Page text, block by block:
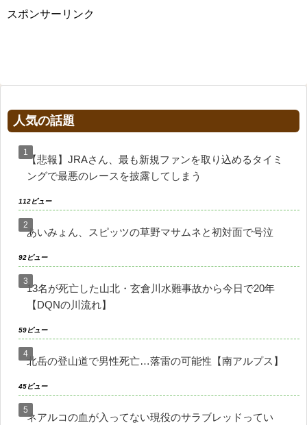
スポンサーリンク
人気の話題
【悲報】JRAさん、最も新規ファンを取り込めるタイミ
ングで最悪のレースを披露してしまう
112ビュー
あいみょん、スピッツの草野マサムネと初対面で号泣
92ビュー
13名が死亡した山北・玄倉川水難事故から今日で20年
【DQNの川流れ】
59ビュー
北岳の登山道で男性死亡…落雷の可能性【南アルプス】
45ビュー
ネアルコの血が入ってない現役のサラブレッドってい